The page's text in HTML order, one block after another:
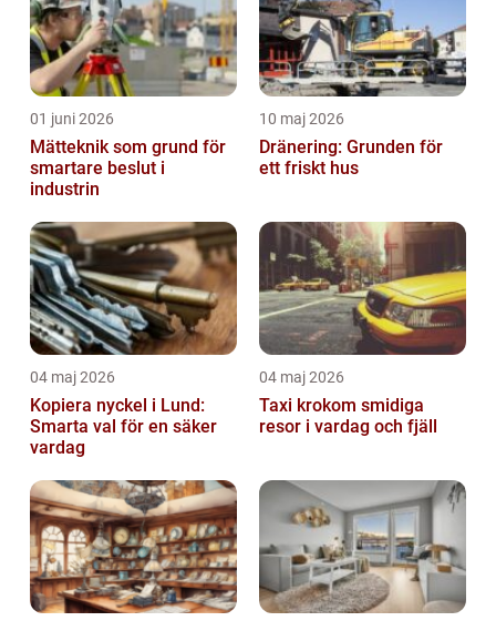
01 juni 2026
Mätteknik som grund för
smartare beslut i
industrin
10 maj 2026
Dränering: Grunden för
ett friskt hus
04 maj 2026
Kopiera nyckel i Lund:
Smarta val för en säker
vardag
04 maj 2026
Taxi krokom smidiga
resor i vardag och fjäll